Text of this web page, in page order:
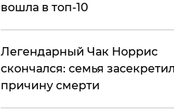
вошла в топ-10
​Легендарный Чак Норрис
скончался: семья
причину смерти